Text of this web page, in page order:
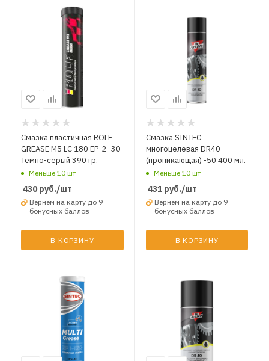
Смазка пластичная ROLF
GREASE M5 LС 180 EP-2 -30
Темно-серый 390 гр.
Меньше 10 шт
430 руб./шт
Вернем на карту до 9
бонусных баллов
В КОРЗИНУ
Смазка SINTEC
многоцелевая DR40
(проникающая) -50 400 мл.
Меньше 10 шт
431руб./шт
Вернем на карту до 9
бонусных баллов
В КОРЗИНУ